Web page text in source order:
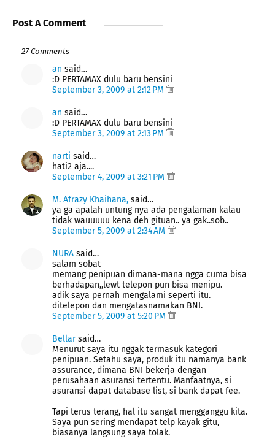
Post A Comment
27 Comments
an said…
:D PERTAMAX dulu baru bensini
September 3, 2009 at 2:12 PM
an said…
:D PERTAMAX dulu baru bensini
September 3, 2009 at 2:13 PM
narti said…
hati2 aja....
September 4, 2009 at 3:21 PM
M. Afrazy Khaihana, said…
ya ga apalah untung nya ada pengalaman kalau
tidak wauuuuu kena deh gituan.. ya gak..sob..
September 5, 2009 at 2:34 AM
NURA said…
salam sobat
memang penipuan dimana-mana ngga cuma bisa
berhadapan,,lewt telepon pun bisa menipu.
adik saya pernah mengalami seperti itu.
ditelepon dan mengatasnamakan BNI.
September 5, 2009 at 5:20 PM
Bellarsaid…
Menurut saya itu nggak termasuk kategori
penipuan. Setahu saya, produk itu namanya bank
assurance, dimana BNI bekerja dengan
perusahaan asuransi tertentu. Manfaatnya, si
asuransi dapat database list, si bank dapat fee.
Tapi terus terang, hal itu sangat mengganggu kita.
Saya pun sering mendapat telp kayak gitu,
biasanya langsung saya tolak.